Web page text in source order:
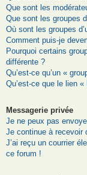
Que sont les
Que sont les groupes
Où sont les groupes
Comment puis-je
Pourquoi certains
différente ?
Qu’est-ce qu’un «
Qu’est-ce que le lien «
Messagerie privée
Je ne peux pas
Je continue à recevoir
J’ai reçu un courrier
ce forum !